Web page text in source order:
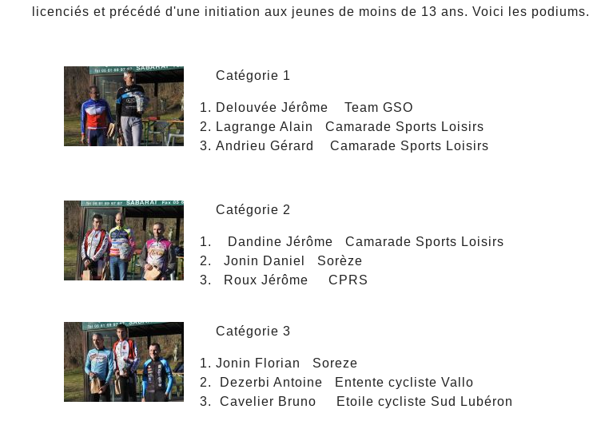
licenciés et précédé d'une initiation aux jeunes de moins de 13 ans. Voici les podiums.
Catégorie 1
Delouvée Jérôme Team GSO
Lagrange Alain Camarade Sports Loisirs
Andrieu Gérard Camarade Sports Loisirs
Catégorie 2
Dandine Jérôme Camarade Sports Loisirs
Jonin Daniel Sorèze
Roux Jérôme CPRS
Catégorie 3
Jonin Florian Soreze
Dezerbi Antoine Entente cycliste Vallo
Cavelier Bruno Etoile cycliste Sud Lubéron